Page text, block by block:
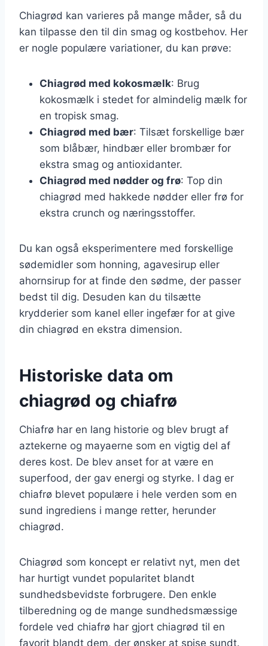
Chiagrød kan varieres på mange måder, så du
kan tilpasse den til din smag og kostbehov. Her
er nogle populære variationer, du kan prøve:
Chiagrød med kokosmælk: Brug
kokosmælk i stedet for almindelig mælk for
en tropisk smag.
Chiagrød med bær: Tilsæt forskellige bær
som blåbær, hindbær eller brombær for
ekstra smag og antioxidanter.
Chiagrød med nødder og frø: Top din
chiagrød med hakkede nødder eller frø for
ekstra crunch og næringsstoffer.
Du kan også eksperimentere med forskellige
sødemidler som honning, agavesirup eller
ahornsirup for at finde den sødme, der passer
bedst til dig. Desuden kan du tilsætte
krydderier som kanel eller ingefær for at give
din chiagrød en ekstra dimension.
Historiske data om
chiagrød og chiafrø
Chiafrø har en lang historie og blev brugt af
aztekerne og mayaerne som en vigtig del af
deres kost. De blev anset for at være en
superfood, der gav energi og styrke. I dag er
chiafrø blevet populære i hele verden som en
sund ingrediens i mange retter, herunder
chiagrød.
Chiagrød som koncept er relativt nyt, men det
har hurtigt vundet popularitet blandt
sundhedsbevidste forbrugere. Den enkle
tilberedning og de mange sundhedsmæssige
fordele ved chiafrø har gjort chiagrød til en
favorit blandt dem, der ønsker at spise sundt.